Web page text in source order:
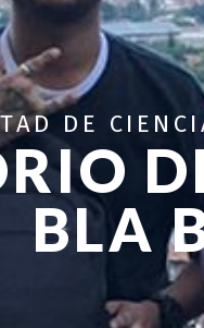
DE
BLA